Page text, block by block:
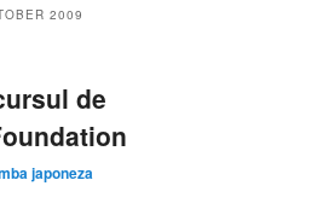
2009
de
japoneza